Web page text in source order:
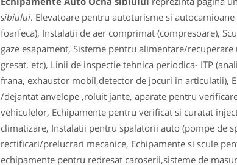
sibiului. Elevatoare pentru autoturisme si
foarfeca), Instalatii de aer comprimat (compresoare),
gaze esapament, Sisteme pentru alimentare/
gresat, etc), Linii de inspectie tehnica periodica- ITP
frana, exhaustor mobil,detector de jocuri in articulatii),
/dejantat anvelope ,roluit jante, aparate pentru
vehiculelor, Echipamente pentru verificat si curatat
climatizare, Instalatii pentru spalatorii auto (pompe de
rectificari/prelucrari mecanice, Echipamente si scule
echipamente pentru redresat caroserii,sisteme de